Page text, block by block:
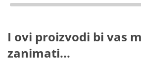
I ovi proizvodi bi vas
zanimati...